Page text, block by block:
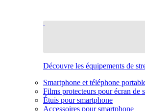
Découvre les équipements de
Smartphone et téléphone
Films protecteurs pour écran de
Étuis pour smartphone
Accessoires pour smartphone